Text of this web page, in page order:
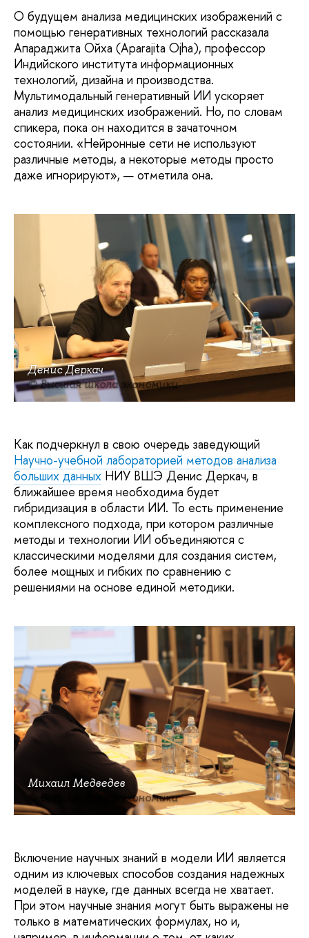
О будущем анализа медицинских изображений с
помощью генеративных технологий рассказала
Апараджита Ойха (Aparajita Ojha), профессор
Индийского института информационных
технологий, дизайна и производства.
Мультимодальный генеративный ИИ ускоряет
анализ медицинских изображений. Но, по словам
спикера, пока он находится в зачаточном
состоянии. «Нейронные сети не используют
различные методы, а некоторые методы просто
даже игнорируют», — отметила она.
Денис Деркач
© Высшая школа экономики
Как подчеркнул в свою очередь заведующий
Научно-учебной лабораторией методов анализа
больших данных НИУ ВШЭ Денис Деркач, в
ближайшее время необходима будет
гибридизация в области ИИ. То есть применение
комплексного подхода, при котором различные
методы и технологии ИИ объединяются с
классическими моделями для создания систем,
более мощных и гибких по сравнению с
решениями на основе единой методики.
Михаил Медведев
© Высшая школа экономики
Включение научных знаний в модели ИИ является
одним из ключевых способов создания надежных
моделей в науке, где данных всегда не хватает.
При этом научные знания могут быть выражены не
только в математических формулах, но и,